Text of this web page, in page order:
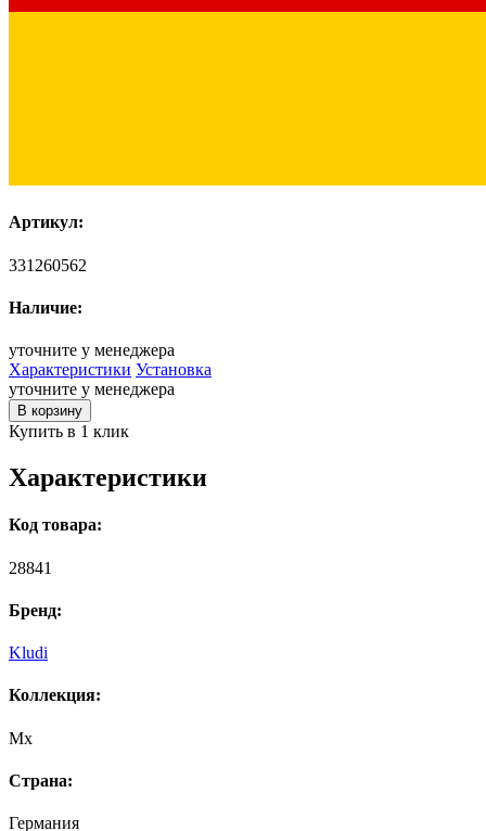
Артикул:
331260562
Наличие:
уточните у менеджера
Характеристики Установка
уточните у менеджера
В корзину
Купить в 1 клик
Характеристики
Код товара:
28841
Бренд:
Kludi
Коллекция:
Mx
Страна:
Германия